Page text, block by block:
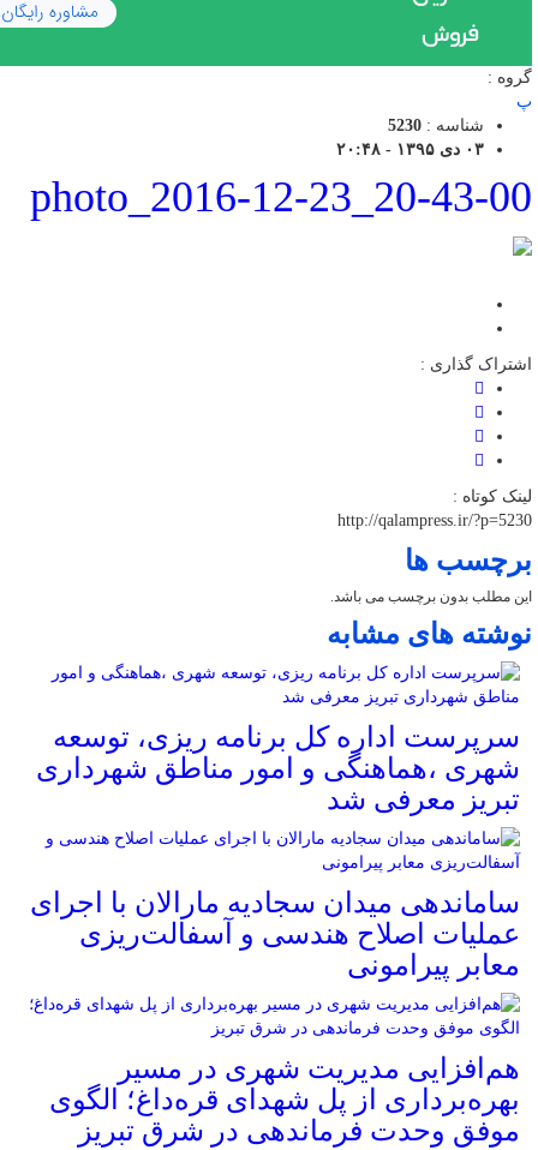
گروه :
پ
شناسه : 5230
۰۳ دی ۱۳۹۵ - ۲۰:۴۸
photo_2016-12-23_20-43-00
اشتراک گذاری :
لینک کوتاه :
http://qalampress.ir/?p=5230
برچسب ها
این مطلب بدون برچسب می باشد.
نوشته های مشابه
سرپرست اداره کل برنامه ریزی، توسعه
شهری ،هماهنگی و امور مناطق شهرداری
تبریز معرفی شد
ساماندهی میدان سجادیه مارالان با اجرای
عملیات اصلاح هندسی و آسفالت‌ریزی
معابر پیرامونی
هم‌افزایی مدیریت شهری در مسیر
بهره‌برداری از پل شهدای قره‌داغ؛ الگوی
موفق وحدت فرماندهی در شرق تبریز